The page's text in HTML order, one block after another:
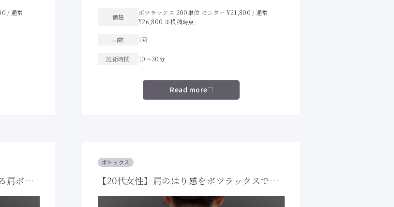
/ 通常
価格
ボツラックス 200単位 モニター ¥21,800 / 通常
¥26,800 ※投稿時点
回数 1回
施術時間 10〜30分
Read more
肩ボト
ク
ボトックス
【20代女性】肩のはり感をボツラックスで緩
和する姿勢改善症例｜大阪 心斎橋BiBiクリニ